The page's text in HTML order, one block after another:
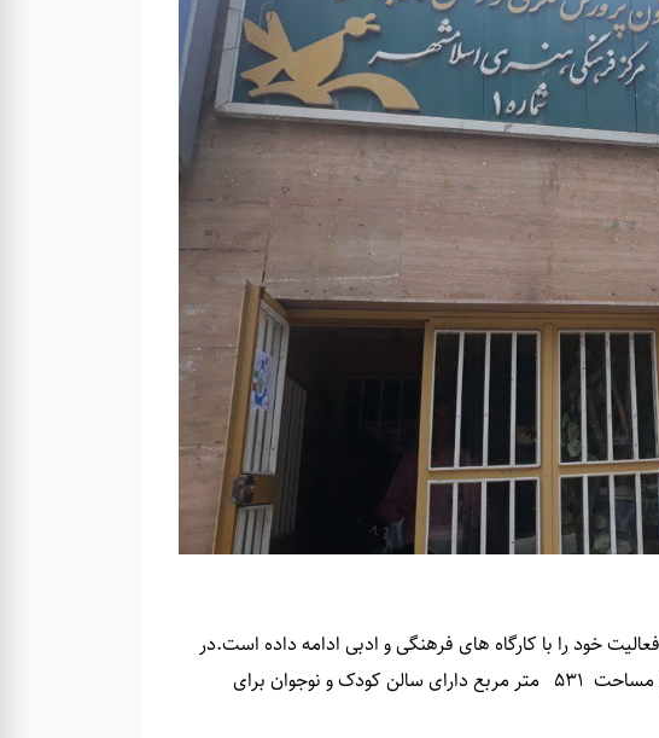
.در
حال حاضر این مجموعه دارای 15619 جلد کتاب در فضایی با مساحت 531 متر مربع دارای سالن کودک و نوجوان برای